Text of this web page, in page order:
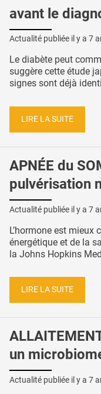
avant le
Actualité publiée il y a 7
Le diabète peut
suggère cette étude
signes sont déjà
LIRE LA SUITE
APNÉE du
pulvérisation
Actualité publiée il y a 7
L’hormone est mieux
énergétique et de la
la Johns Hopkins
LIRE LA SUITE
un
Actualité publiée il y a 7